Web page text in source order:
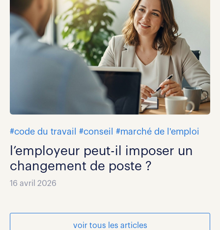
#code du travail #conseil #marché de l'emploi
l’employeur peut-il imposer un
changement de poste ?
16 avril 2026
voir tous les articles